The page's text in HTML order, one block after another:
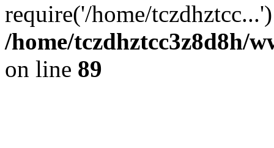
require('/home/
/home/tczdhztcc3z8d8h/
on line 89